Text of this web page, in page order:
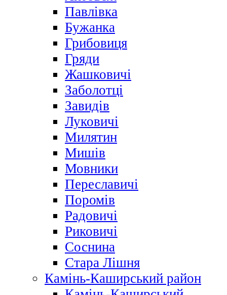
Павлівка
Бужанка
Грибовиця
Гряди
Жашковичі
Заболотці
Завидів
Луковичі
Милятин
Мишів
Мовники
Переславичі
Поромів
Радовичі
Риковичі
Соснина
Стара Лішня
Камінь-Каширський район